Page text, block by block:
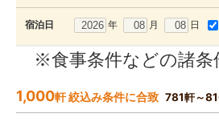
宿泊日 年 月 日
※食事条件などの諸条
1,000軒 絞込み条件に合致 781軒～